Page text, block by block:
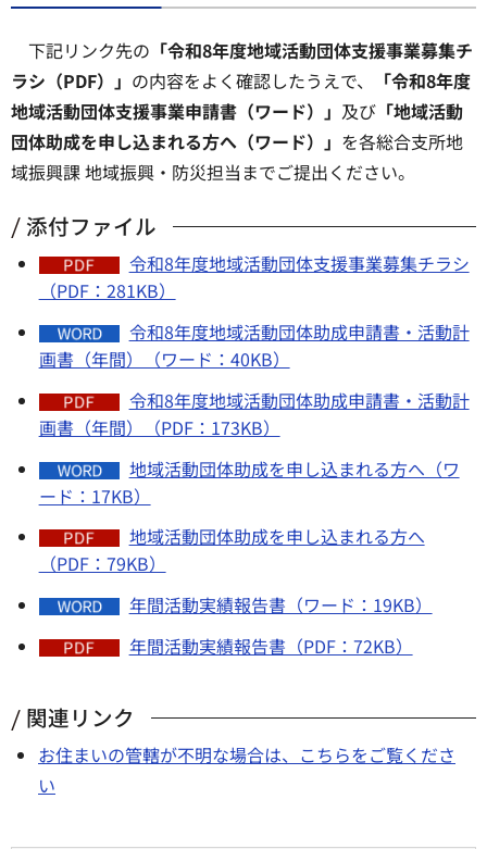
下記リンク先の 「令和8年度地域活動団体支援事業募集チ
ラシ（PDF）」 の内容をよく確認したうえで、
「令和8年度
地域活動団体支援事業申請書（ワード）」 及び 「地域活動
団体助成を申し込まれる方へ（ワード）」 を各総合支所地
域振興課 地域振興・防災担当までご提出ください。
添付ファイル
令和8年度地域活動団体支援事業募集チラシ
（PDF：281KB）
令和8年度地域活動団体助成申請書・活動計
画書（年間）（ワード：40KB）
令和8年度地域活動団体助成申請書・活動計
画書（年間）（PDF：173KB）
地域活動団体助成を申し込まれる方へ（ワ
ード：17KB）
地域活動団体助成を申し込まれる方へ
（PDF：79KB）
年間活動実績報告書（ワード：19KB）
年間活動実績報告書（PDF：72KB）
関連リンク
お住まいの管轄が不明な場合は、こちらをご覧くださ
い